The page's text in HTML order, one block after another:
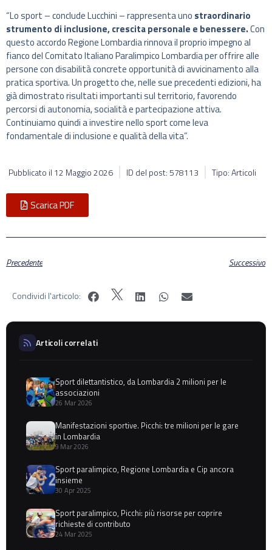
“Lo sport – conclude Lucchini – rappresenta uno straordinario
strumento di inclusione, crescita personale e benessere.Con
questo accordo Regione Lombardia rinnova il proprio impegno al
fianco del Comitato Italiano Paralimpico Lombardia per offrire alle
persone con disabilità concrete opportunità di avvicinamento alla
pratica sportiva. Un progetto che, nelle sue precedenti edizioni, ha
già dimostrato risultati importanti sul territorio, favorendo
percorsi di autonomia, socialità e partecipazione attiva.
Continuiamo quindi a investire nello sport come leva
fondamentale di inclusione e qualità della vita”.
Pubblicato il 12 Maggio 2026 ID del post: 578113 Tipo: Articoli
Scarica PDF
Precedente Successivo
Condividi l'articolo:
Articoli correlati
Sport dilettantistico, da Lombardia 2 milioni per le
associazioni
26 Mar 2026
Manifestazioni sportive. Picchi: tre milioni per le gare
in Lombardia
9 Mar 2026
Sport paralimpico, Regione Lombardia e Cip ancora
insieme
30 Apr 2025
Sport paralimpico, Picchi: più risorse per coprire
richieste di contributo
24 Mar 2025